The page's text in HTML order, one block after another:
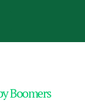
Boomers